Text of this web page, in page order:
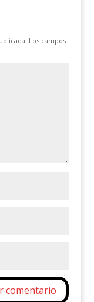
Los campos